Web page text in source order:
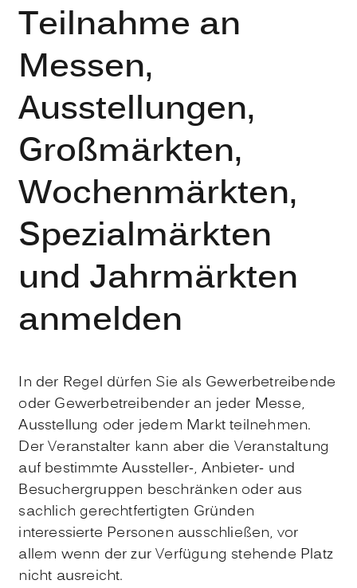
Teilnahme an
Messen,
Ausstellungen,
Großmärkten,
Wochenmärkten,
Spezialmärkten
und Jahrmärkten
anmelden
In der Regel dürfen Sie als Gewerbetreibende
oder Gewerbetreibender an jeder Messe,
Ausstellung oder jedem Markt teilnehmen.
Der Veranstalter kann aber die Veranstaltung
auf bestimmte Aussteller-, Anbieter- und
Besuchergruppen beschränken oder aus
sachlich gerechtfertigten Gründen
interessierte Personen ausschließen, vor
allem wenn der zur Verfügung stehende Platz
nicht ausreicht.